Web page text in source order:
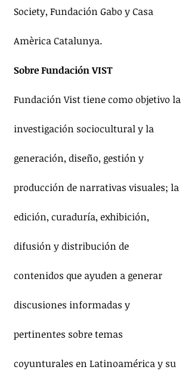
Society, Fundación Gabo y Casa
Amèrica Catalunya.
Sobre Fundación VIST
Fundación Vist tiene como objetivo la
investigación sociocultural y la
generación, diseño, gestión y
producción de narrativas visuales; la
edición, curaduría, exhibición,
difusión y distribución de
contenidos que ayuden a generar
discusiones informadas y
pertinentes sobre temas
coyunturales en Latinoamérica y su